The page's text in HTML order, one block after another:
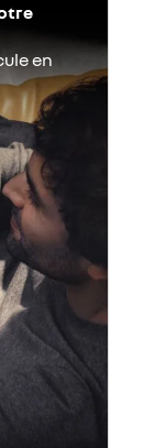
en